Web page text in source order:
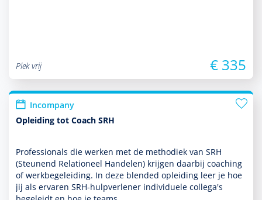
Plek vrij € 335
Incompany
Opleiding tot Coach SRH
Professionals die werken met de metho­diek van SRH
(Steunend Relationeel Han­delen) krijgen daarbij coaching
of werkbege­lei­ding. In deze blended opleiding leer je hoe
jij als ervaren SRH-hulp­ver­le­ner indivi­duele collega's